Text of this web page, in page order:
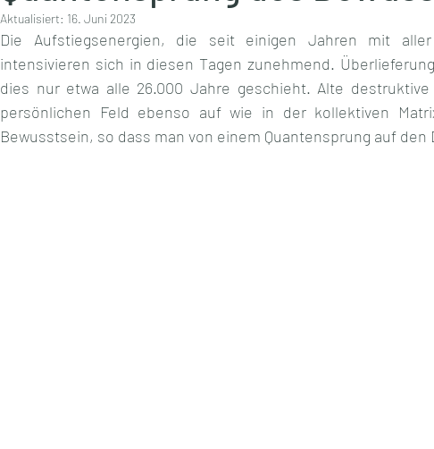
Aktualisiert: 16. Juni 2023
Die Aufstiegsenergien, die seit einigen Jahren mit
intensivieren sich in diesen Tagen zunehmend.
dies nur etwa alle 26.000 Jahre geschieht. Alte
persönlichen Feld ebenso auf wie in der kollektiven
Bewusstsein, so dass man von einem Quantensprung auf